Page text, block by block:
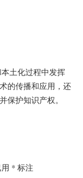
土化过程中发挥
的传播和应用，还
保护知识产权。
* 标注